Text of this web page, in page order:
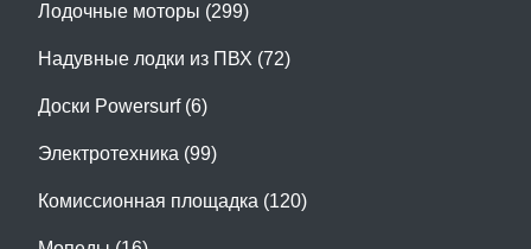
Лодочные моторы (299)
Надувные лодки из ПВХ (72)
Доски Powersurf (6)
Электротехника (99)
Комиссионная площадка (120)